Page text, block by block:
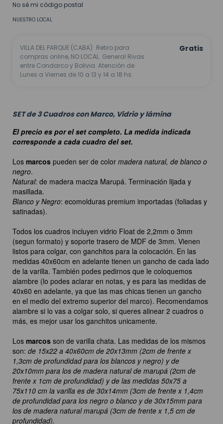
No sé mi código postal
NUESTRO LOCAL
VILLA DEL PARQUE (CABA) Retiro para
compras online, NO LOCAL. General Rivas
entre Condarco y Bolivia. Atención de
Lunes a Viernes de 10 a 13 y 14 a 18 hs.
Gratis
SET de 3 Cuadros con Marco, Vidrio y lámina
El precio es por el set completo. La medida indicada
corresponde a cada cuadro del set.
Los marcos pueden ser de color madera natural, de blanco o
negro.
Natural: de madera maciza Marupá. Terminación lijada y
masillada.
Blanco y Negro: ecomolduras premium importadas (foliadas y
satinadas).
Todos los cuadros incluyen vidrio Float de 2,2mm o 3mm
(segun formato) y soporte trasero de MDF de 3mm. Vienen
listos para colgar, con ganchitos para la colocación. En las
medidas 40x60cm en adelante tienen un gancho de cada lado
de la varilla. También podes pedirnos que le coloquemos
alambre (lo podes aclarar en notas, y es para las medidas de
40x60 en adelante, ya que las mas chicas tienen un gancho
en el medio del extremo superior del marco). Recomendamos
alambre si lo vas a colgar solo, si queres alinear 2 cuadros o
más, es mejor usar los ganchitos unicamente.
Los marcos son de varilla chata. Las medidas de los mismos
son: de 15x22 a 40x60cm de 20x13mm (2cm de frente x
1,3cm de profundidad para los blancos y negro) y de
20x10mm para los de madera natural de marupá (2cm de
frente x 1cm de profundidad) y de las medidas 50x75 a
75x110 cm la varilla es de 30x14mm (3cm de frente x 1,4cm
de profundidad para los negro o blanco y de 30x15mm para
los de madera natural marupá (3cm de frente x 1,5 cm de
profundidad).